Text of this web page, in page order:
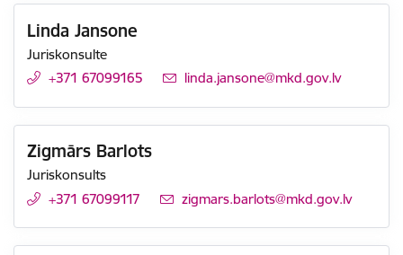
Linda Jansone
Juriskonsulte
+371 67099165
E-pasts:
linda.jansone@mkd.gov.lv
Zigmārs Barlots
Juriskonsults
+371 67099117
E-pasts:
zigmars.barlots@mkd.gov.lv